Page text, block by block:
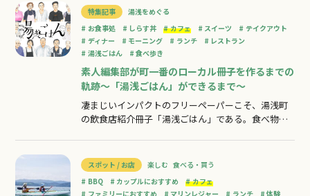
るカフェ。湯浅湾に面した気持ちの良い空間で、テ
ラス席では海を眺めながら目の前で獲れた魚などを
使った「潮風ＢＢＱ」も楽しめる。
湯浅をめぐる
特集記事
お食事処
しらす丼 カフェ スイーツ
テイクアウト
ディナー
モーニング ランチ
レストラン
湯浅ごはん
食べ歩き
素人編集部が町一番のローカル冊子を作るまでの
軌跡～「湯浅ごはん」ができるまで～
凄まじいインパクトのフリーペーパーこそ、湯浅町
の飲食店紹介冊子「湯浅ごはん」である。食べ物を
前の世の中で、なぜ人の顔がずらりと並んでいる
の？と疑問に思う方も多いだろう。湯浅町に来るな
ら必読の一冊！申し遅れましたが、私は編集部のあ
スポット / お店 楽しむ 食べる・買う
BBQ
カップルにおすすめ
カフェ
ファミリーにおすすめ
マリンレジャー ランチ
体験